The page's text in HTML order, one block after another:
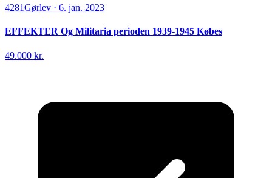
4281Gørlev · 6. jan. 2023
EFFEKTER Og Militaria perioden 1939-1945 Købes
49.000 kr.